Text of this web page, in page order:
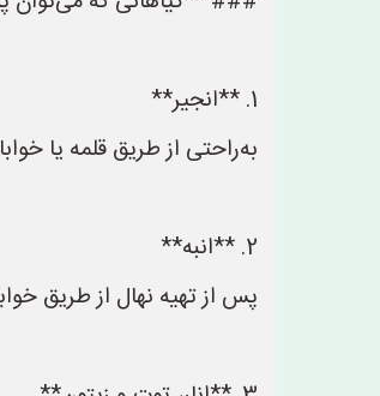
1. **انجیر**
به‌راحتی از طریق قلمه یا
2. **انبه**
پس از تهیه نهال از طریق